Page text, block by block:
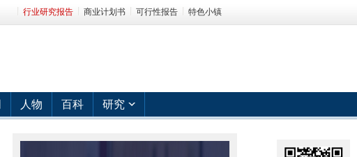
行业研究报告 商业计划书 可行性报告 特色小镇
人物 百科 研究